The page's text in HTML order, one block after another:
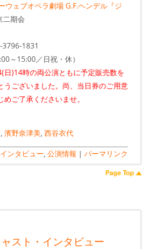
ウェブオペラ劇場 G.F.ヘンデル『ジ
二期会
3796-1831
～15:00／日祝・休）
)14時の両公演ともに予定販売数を
うございました。尚、当日券のご用意
ご了承くださいませ。
, 濱野奈津美, 西谷衣代
インタビュー, 公演情報 | パーマリンク
スト・インタビュー